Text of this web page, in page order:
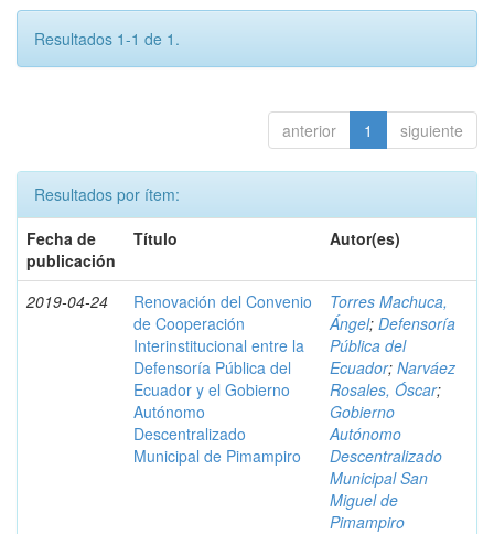
Resultados 1-1 de 1.
anterior 1 siguiente
Resultados por ítem:
Fecha de
publicación
Título Autor(es)
2019-04-24
Renovación del Convenio
de Cooperación
Interinstitucional entre la
Defensoría Pública del
Ecuador y el Gobierno
Autónomo
Descentralizado
Municipal de Pimampiro
Torres Machuca,
Ángel; Defensoría
Pública del
Ecuador; Narváez
Rosales, Óscar;
Gobierno
Autónomo
Descentralizado
Municipal San
Miguel de
Pimampiro